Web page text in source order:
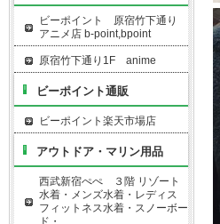
ビーポイント 原宿竹下通り
アニメ店 b-point,bpoint
原宿竹下通り1F anime
ビーポイント通販
ビーポイント楽天市場店
アウトドア・マリン用品
西武新宿ぺぺ ３階 リゾート
水着・メンズ水着・レディス
フィットネス水着・スノーボー
ド・